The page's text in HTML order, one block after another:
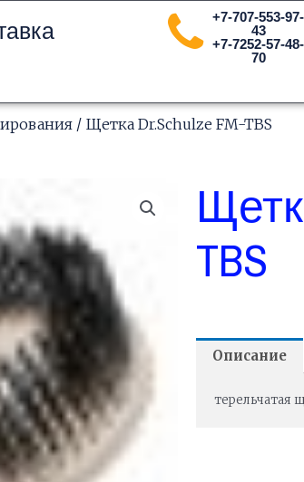
+7-707-553-97-
43
+7-7252-57-48-
70
/ Щетка Dr.Schulze FM-TBS
TBS
Описание
терельчатая